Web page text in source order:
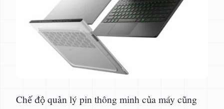
Chế độ quản lý pin thông minh của máy cũng